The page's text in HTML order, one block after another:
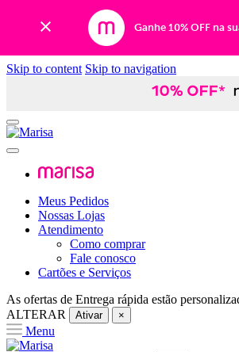
Ganhe 10% OFF na
Skip to content Skip to navigation
Meus Pedidos
Nossas Lojas
Atendimento
Como comprar
Fale conosco
Cartões e Serviços
As ofertas de Entrega rápida estão
ALTERAR
Ativar ×
Menu